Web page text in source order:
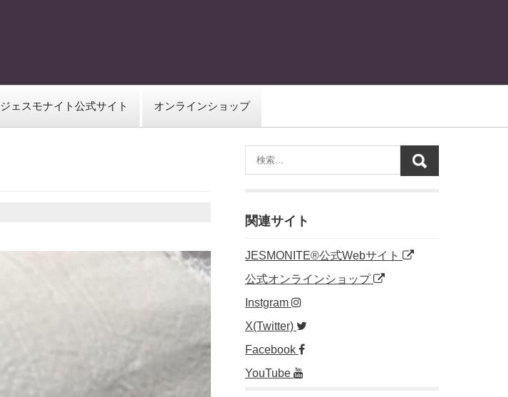
ジェスモナイト公式サイト オンラインショップ
関連サイト
JESMONITE®公式Webサイト
公式オンラインショップ
Instgram
X(Twitter)
Facebook
YouTube